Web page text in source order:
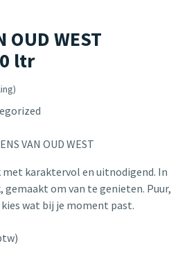
OUD WEST
ltr
VAN OUD WEST
karaktervol en uitnodigend. In
gemaakt om van te genieten. Puur,
wat bij je moment past.